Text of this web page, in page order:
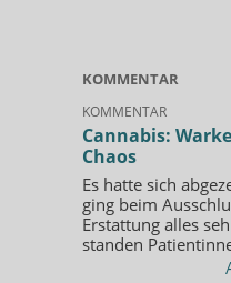
KOMMENTAR
KOMMENTAR
Cannabis:
Chaos
Es hatte sich
ging beim
Erstattung alles
standen